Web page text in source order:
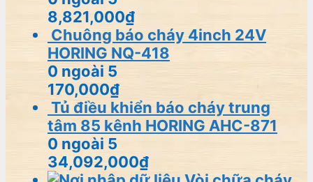
8,821,000₫
Chuông báo cháy 4inch 24V
HORING NQ-418
0 ngoài 5
170,000₫
Tủ điều khiển báo cháy trung
tâm 85 kênh HORING AHC-871
0 ngoài 5
34,092,000₫